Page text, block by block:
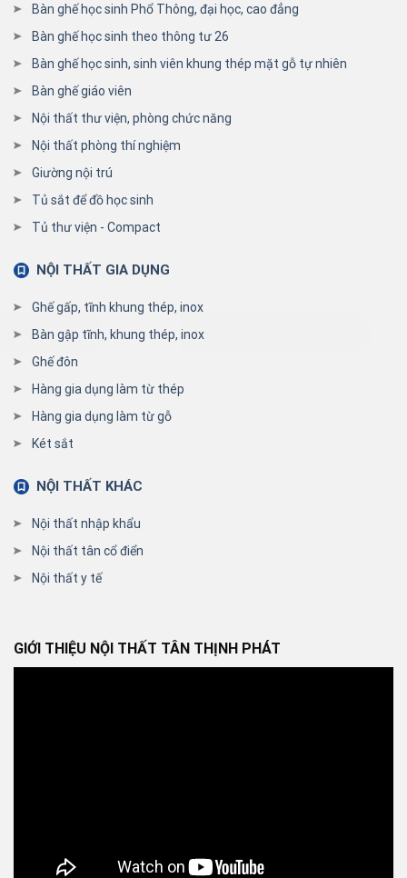
Bàn ghế học sinh Phổ Thông, đại học, cao đẳng
Bàn ghế học sinh theo thông tư 26
Bàn ghế học sinh, sinh viên khung thép mặt gỗ tự nhiên
Bàn ghế giáo viên
Nội thất thư viện, phòng chức năng
Nội thất phòng thí nghiệm
Giường nội trú
Tủ sắt để đồ học sinh
Tủ thư viện - Compact
NỘI THẤT GIA DỤNG
Ghế gấp, tĩnh khung thép, inox
Bàn gập tĩnh, khung thép, inox
Ghế đôn
Hàng gia dụng làm từ thép
Hàng gia dụng làm từ gỗ
Két sắt
NỘI THẤT KHÁC
Nội thất nhập khẩu
Nội thất tân cổ điển
Nội thất y tế
GIỚI THIỆU NỘI THẤT TÂN THỊNH PHÁT